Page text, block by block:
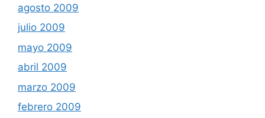
agosto 2009
julio 2009
mayo 2009
abril 2009
marzo 2009
febrero 2009